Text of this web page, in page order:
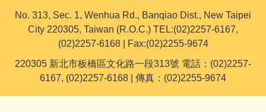
No. 313, Sec. 1, Wenhua Rd., Banqiao Dist., New Taipei
City 220305, Taiwan (R.O.C.) TEL:(02)2257-6167,
(02)2257-6168 | Fax:(02)2255-9674
220305 新北市板橋區文化路一段313號 電話：(02)2257-
6167, (02)2257-6168 | 傳真：(02)2255-9674